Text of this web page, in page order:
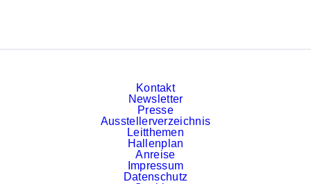
Kontakt
Newsletter
Presse
Ausstellerverzeichnis
Leitthemen
Hallenplan
Anreise
Impressum
Datenschutz